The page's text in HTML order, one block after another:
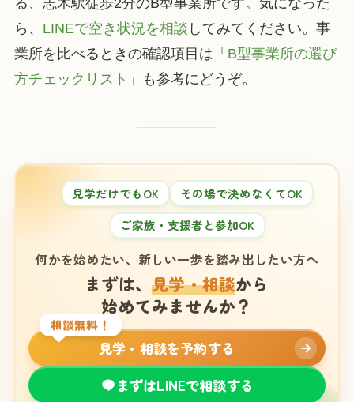
る、志木駅徒歩2分のB型事業所です。気になった
ら、 LINEで空き状況を相談 してみてください。事
業所を比べるときの確認項目は「 B型事業所の選び
方チェックリスト 」も参考にどうぞ。
見学だけでもOK
その場で決めなくてOK
ご家族・支援者と参加OK
何かを始めたい、新しい一歩を踏み出したい方へ
まずは、見学・相談から
始めてみませんか？
相談無料！
見学・相談を予約する
まずはLINEで相談する